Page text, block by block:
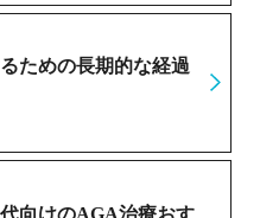
ための長期的な経過
向けのAGA治療おす